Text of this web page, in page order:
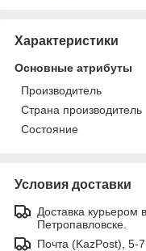
Характеристики
Основные атрибуты
Производитель
Страна производитель
Состояние
Условия доставки
Доставка курьером
Петропавловске.
Почта (KazPost), 5-7